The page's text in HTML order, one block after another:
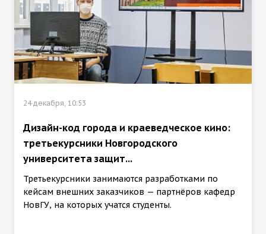
24 декабря, 10:53
Дизайн-код города и краеведческое кино:
третьекурсники Новгородского
университета защит...
Третьекурсники занимаются разработками по
кейсам внешних заказчиков — партнёров кафедр
НовГУ, на которых учатся студенты.